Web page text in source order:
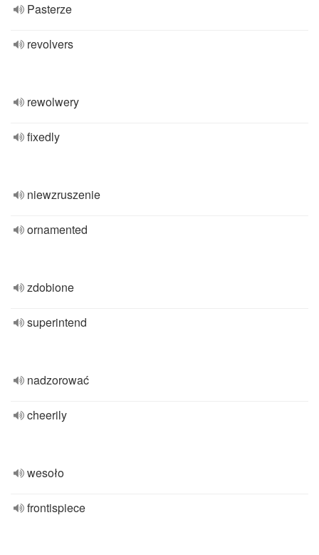
Pasterze
revolvers
rewolwery
fixedly
niewzruszenie
ornamented
zdobione
superintend
nadzorować
cheerily
wesoło
frontispiece